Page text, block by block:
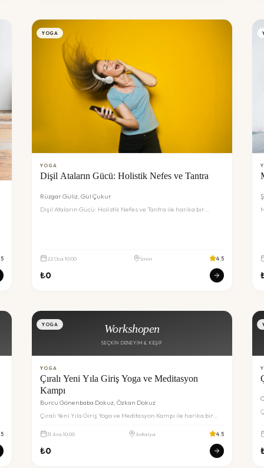
YOGA
YOGA
Dişil Ataların Gücü: Holistik Nefes ve Tantra
Rüzgar Güliz, Gül Çukur
Dişil Ataların Gücü: Holistik Nefes ve Tantra ile harika bir
22 Oca 10:00 İzmir 4.5
₺0
Workshopen
SEÇKIN DENEYIM & KEŞIF
YOGA
YOGA
Çıralı Yeni Yıla Giriş Yoga ve Meditasyon
Kampı
Burcu Gönenbaba Dokuz, Özkan Dokuz
Çıralı Yeni Yıla Giriş Yoga ve Meditasyon Kampı ile harika bir
31 Ara 10:00 Antalya 4.5
₺0